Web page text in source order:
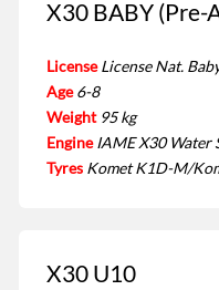
X30 BABY (Pre-
License License Nat.
Age 6-8
Weight 95 kg
Engine IAME X30 Water
Tyres Komet K1D-M/
X30 U10